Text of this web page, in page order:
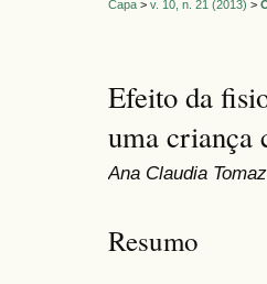
Capa > v. 10, n. 21 (2013) >
Efeito da
uma criança
Ana Claudia
Resumo